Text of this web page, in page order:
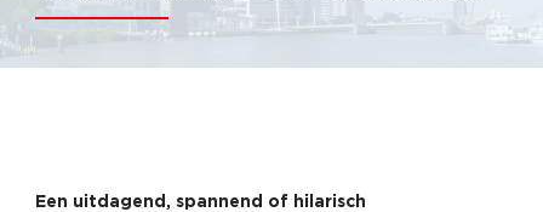
Een uitdagend, spannend of hilarisch